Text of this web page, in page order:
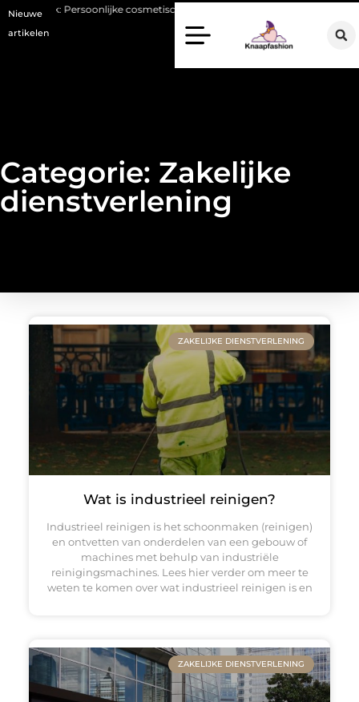
Nieuwe
artikelen
Persoonlijke cosmetische zorg met oog voor natuurlijke resultaten
Categorie: Zakelijke
dienstverlening
ZAKELIJKE DIENSTVERLENING
Wat is industrieel reinigen?
Industrieel reinigen is het schoonmaken (reinigen)
en ontvetten van onderdelen van een gebouw of
machines met behulp van industriële
reinigingsmachines. Lees hier verder om meer te
weten te komen over wat industrieel reinigen is en
ZAKELIJKE DIENSTVERLENING